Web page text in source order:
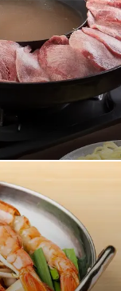
溢れるしゃぶしゃ
菜盛り合わせに研
みをご堪能くださ
ぼうや 梅田本店
縮された出汁にく
い！単品でも、夏
店